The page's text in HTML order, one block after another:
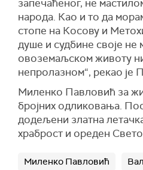
запечаћеног, не
народа. Као и то да
стопе на Косову и
душе и судбине своје
овоземаљском животу
непролазном“, рекао је
Миленко Павловић за
бројних одликовања.
додељени златна
храброст и ореден
Миленко Павловић